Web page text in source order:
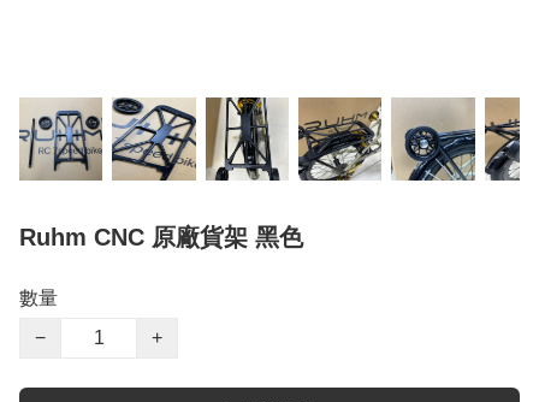
Ruhm CNC 原廠貨架 黑色
數量
−
+